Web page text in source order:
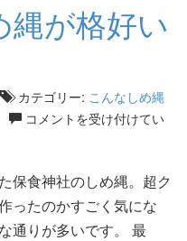
縄が格好い
カテゴリー: こんなしめ縄
コメントを受け付けてい
保食神社のしめ縄。超ク
ったのかすごく気にな
通りが多いです。 最